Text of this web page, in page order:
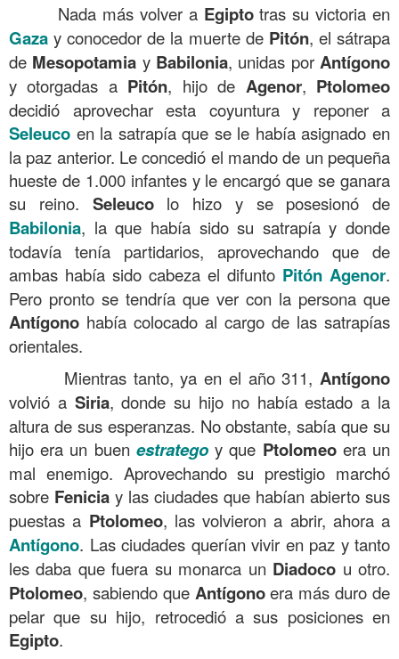
Nada más volver a Egiptotras su victoria en
Gaza y conocedor de la muerte de Pitón, el sátrapa
de Mesopotamia y Babilonia, unidas por Antígono
y otorgadas a Pitón, hijo de Agenor, Ptolomeo
decidió aprovechar esta coyuntura y reponer a
Seleuco en la satrapía que se le había asignado en
la paz anterior. Le concedió el mando de un pequeña
hueste de 1.000 infantes y le encargó que se ganara
su reino. Seleucolo hizo y se posesionó de
Babilonia, la que había sido su satrapía y donde
todavía tenía partidarios, aprovechando que de
ambas había sido cabeza el difunto Pitón Agenor.
Pero pronto se tendría que ver con la persona que
Antígono había colocado al cargo de las satrapías
orientales.
Mientras tanto, ya en el año 311, Antígono
volvió a Siria, donde su hijo no había estado a la
altura de sus esperanzas. No obstante, sabía que su
hijo era un buen estratego y que Ptolomeoera un
mal enemigo. Aprovechando su prestigio marchó
sobre Fenicia y las ciudades que habían abierto sus
puestas a Ptolomeo, las volvieron a abrir, ahora a
Antígono. Las ciudades querían vivir en paz y tanto
les daba que fuera su monarca un Diadoco u otro.
Ptolomeo, sabiendo que Antígonoera más duro de
pelar que su hijo, retrocedió a sus posiciones en
Egipto.